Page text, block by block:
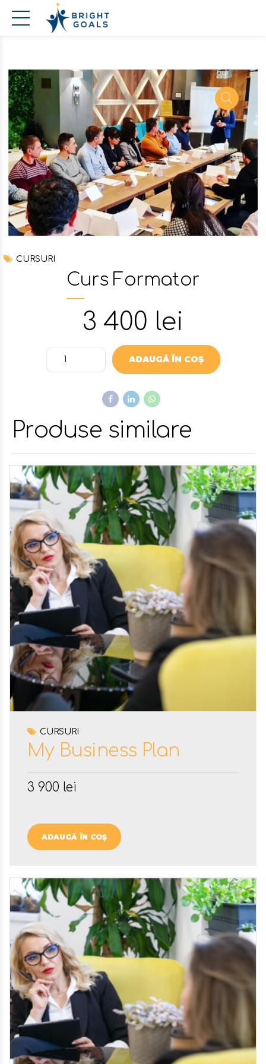
CURSURI
Curs Formator
3 400 lei
Quantity
ADAUGĂ ÎN COȘ
Produse similare
CURSURI
My Business Plan
3 900 lei
ADAUGĂ ÎN COȘ